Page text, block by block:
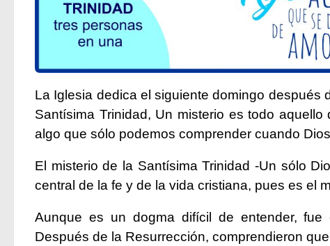
La Iglesia dedica el siguiente domingo
Santísima Trinidad, Un misterio es todo
algo que sólo podemos comprender cuando
El misterio de la Santísima Trinidad -Un sólo
central de la fe y de la vida cristiana, pues es el
Aunque es un dogma difícil de entender, fue
Después de la Resurrección, comprendieron